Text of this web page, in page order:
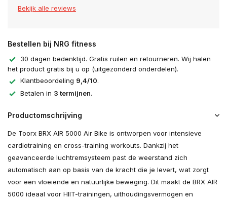
Bekijk alle reviews
Bestellen bij NRG fitness
30 dagen bedenktijd. Gratis ruilen en retourneren. Wij halen
het product gratis bij u op (uitgezonderd onderdelen).
Klantbeoordeling 9,4/10.
Betalen in 3 termijnen.
Productomschrijving
De Toorx BRX AIR 5000 Air Bike is ontworpen voor intensieve
cardiotraining en cross-training workouts. Dankzij het
geavanceerde luchtremsysteem past de weerstand zich
automatisch aan op basis van de kracht die je levert, wat zorgt
voor een vloeiende en natuurlijke beweging. Dit maakt de BRX AIR
5000 ideaal voor HIIT-trainingen, uithoudingsvermogen en